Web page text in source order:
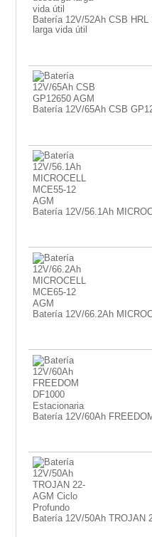
Batería 12V/52Ah CSB
larga vida útil
Batería 12V/65Ah CSB
Batería 12V/56.1Ah
Batería 12V/66.2Ah
Batería 12V/60Ah
Batería 12V/50Ah TROJAN